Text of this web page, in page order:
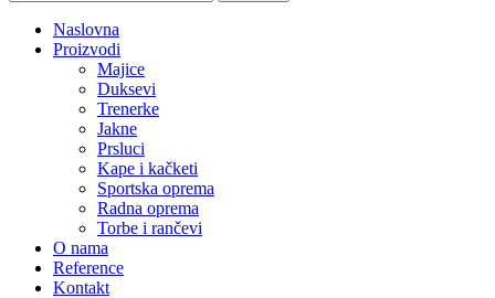
Naslovna
Proizvodi
Majice
Duksevi
Trenerke
Jakne
Prsluci
Kape i kačketi
Sportska oprema
Radna oprema
Torbe i rančevi
O nama
Reference
Kontakt